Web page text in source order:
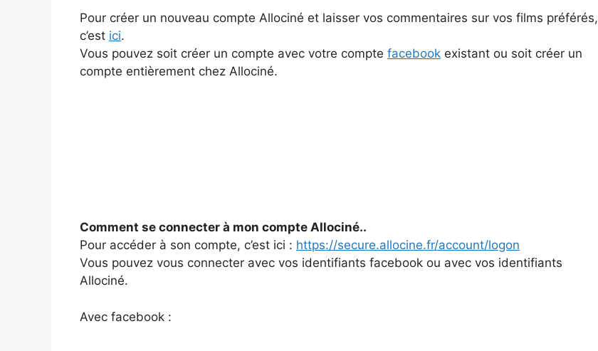
Pour créer un nouveau compte Allociné et laisser vos commentaires sur vos films préférés,
c’est ici.
Vous pouvez soit créer un compte avec votre compte facebook existant ou soit créer un
compte entièrement chez Allociné.
Comment se connecter à mon compte Allociné..
Pour accéder à son compte, c’est ici : https://secure.allocine.fr/account/logon
Vous pouvez vous connecter avec vos identifiants facebook ou avec vos identifiants
Allociné.
Avec facebook :